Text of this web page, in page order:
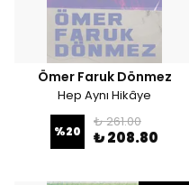
Ömer Faruk Dönmez
Hep Aynı Hikâye
%20
₺ 261.00
₺ 208.80